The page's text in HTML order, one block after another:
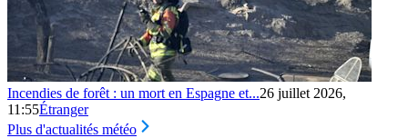
Incendies de forêt : un mort en Espagne et...26 juillet 2026,
11:55Étranger
Plus d'actualités météo